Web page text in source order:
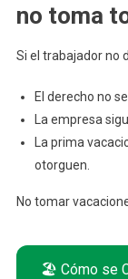
no toma
Si el trabajador no
El derecho no
La empresa
La prima
otorguen.
No tomar
🏖️ Cómo se